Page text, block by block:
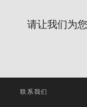
请让我们为
联系我们